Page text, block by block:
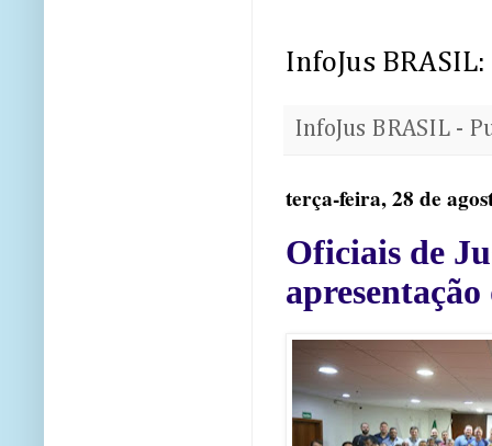
InfoJus
InfoJus BRASIL -
terça-feira, 28 de
Oficiais de